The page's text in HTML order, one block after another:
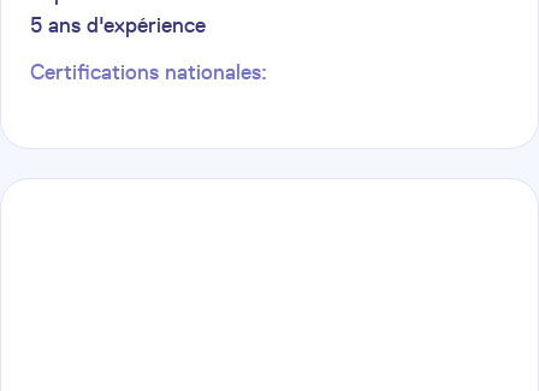
5 ans d'expérience
Certifications nationales: